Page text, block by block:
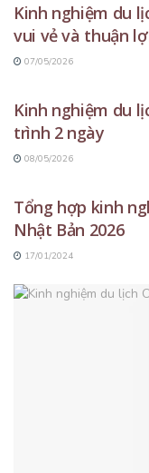
Kinh nghiệm du
vui vẻ và thuận
07/05/2026
Kinh nghiệm du
trình 2 ngày
08/05/2026
Tổng hợp kinh
Nhật Bản 2026
17/01/2024